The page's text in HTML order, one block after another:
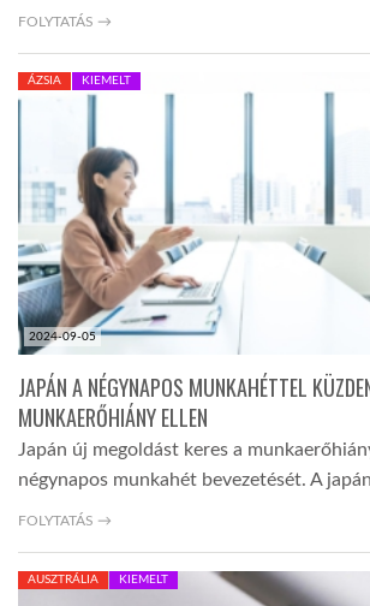
FOLYTATÁS →
2024-09-05
ÁZSIA KIEMELT
JAPÁN A NÉGYNAPOS MUNKAHÉTTEL
MUNKAERŐHIÁNY ELLEN
Japán új megoldást keres a
négynapos munkahét bevezetését. A
FOLYTATÁS →
AUSZTRÁLIA KIEMELT